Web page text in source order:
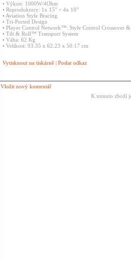
• Výkon: 1000W/4Ohm
• Reproduktory: 1x 15" + 4x 10"
• Aviation Style Bracing
• Tri-Ported Design
• Player Control Network™: Style Control Crossover &
• Tilt & Roll™ Transport System
• Váha: 62 Kg
• Velikost: 93.35 x 62.23 x 50.17 cm
Vytisknout na tiskárně | Poslat odkaz
Vložit nový komentář
K tomuto zboží